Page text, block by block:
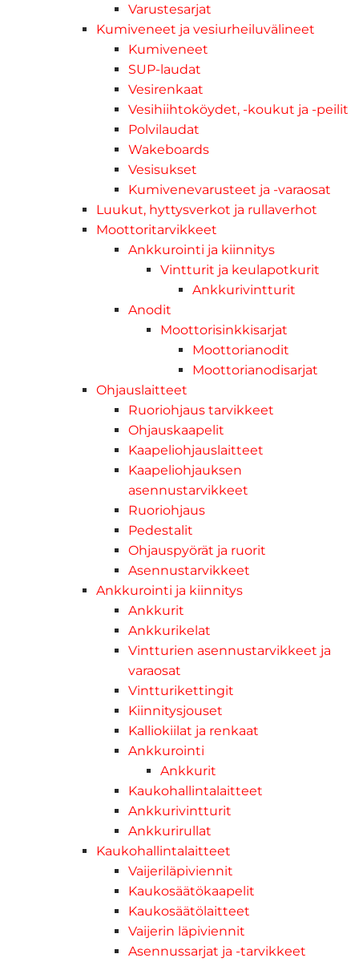
Varustesarjat
Kumiveneet ja vesiurheiluvälineet
Kumiveneet
SUP-laudat
Vesirenkaat
Vesihiihtoköydet, -koukut ja -peilit
Polvilaudat
Wakeboards
Vesisukset
Kumivenevarusteet ja -varaosat
Luukut, hyttysverkot ja rullaverhot
Moottoritarvikkeet
Ankkurointi ja kiinnitys
Vintturit ja keulapotkurit
Ankkurivintturit
Anodit
Moottorisinkkisarjat
Moottorianodit
Moottorianodisarjat
Ohjauslaitteet
Ruoriohjaus tarvikkeet
Ohjauskaapelit
Kaapeliohjauslaitteet
Kaapeliohjauksen
asennustarvikkeet
Ruoriohjaus
Pedestalit
Ohjauspyörät ja ruorit
Asennustarvikkeet
Ankkurointi ja kiinnitys
Ankkurit
Ankkurikelat
Vintturien asennustarvikkeet ja
varaosat
Vintturikettingit
Kiinnitysjouset
Kalliokiilat ja renkaat
Ankkurointi
Ankkurit
Kaukohallintalaitteet
Ankkurivintturit
Ankkurirullat
Kaukohallintalaitteet
Vaijeriläpiviennit
Kaukosäätökaapelit
Kaukosäätölaitteet
Vaijerin läpiviennit
Asennussarjat ja -tarvikkeet